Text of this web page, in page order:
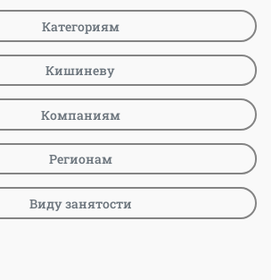
Категориям
Кишиневу
Компаниям
Регионам
Виду занятости